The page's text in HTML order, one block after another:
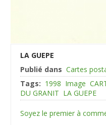
LA GUEPE
Publié dans Cartes
Tags: 1998 Image
DU GRANIT LA GUEPE
Soyez le premier à